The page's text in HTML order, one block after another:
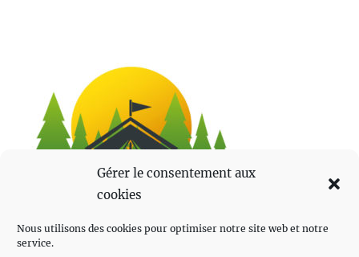
Gérer le consentement aux
cookies
Nous utilisons des cookies pour optimiser notre site web et notre
service.